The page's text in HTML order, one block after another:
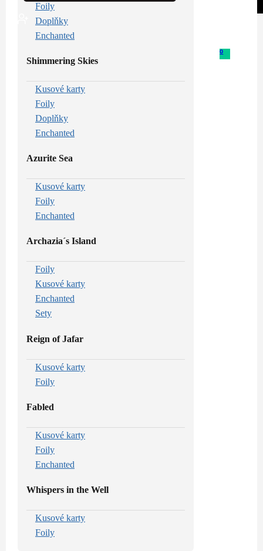
0
Foily
Doplňky
Enchanted
Shimmering Skies
Kusové karty
Foily
Doplňky
Enchanted
Azurite Sea
Kusové karty
Foily
Enchanted
Archazia´s Island
Foily
Kusové karty
Enchanted
Sety
Reign of Jafar
Kusové karty
Foily
Fabled
Kusové karty
Foily
Enchanted
Whispers in the Well
Kusové karty
Foily